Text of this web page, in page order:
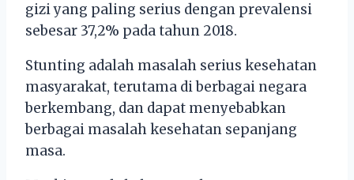
giziyang paling serius dengan prevalensi
sebesar 37,2% padatahun 2018.
Stunting adalah masalah serius kesehatan
masyarakat, terutama di berbagai negara
berkembang, dan dapat menyebabkan
berbagai masalah kesehatan sepanjang
masa.